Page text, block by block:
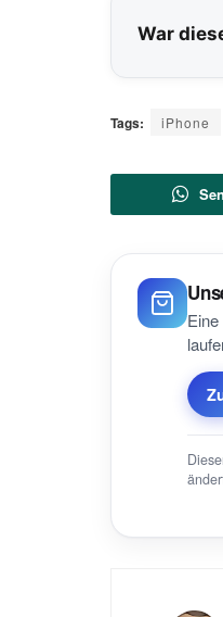
War
Tags: iPhone